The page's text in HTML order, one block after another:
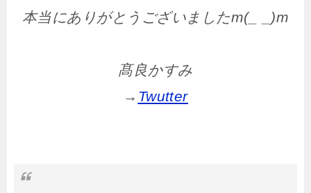
本当にありがとうございましたm(_ _)m
髙良かすみ
→ Twutter